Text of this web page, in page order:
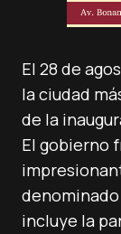
El 28 de
la ciudad
de la
El gobierno
incluye la